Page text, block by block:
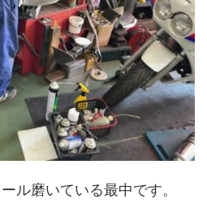
ル磨いている最中です。